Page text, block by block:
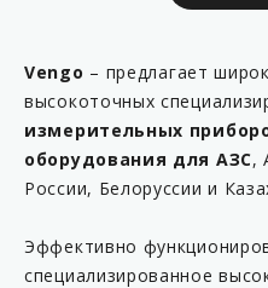
Vengo – предлагает
высокоточных
измерительных
оборудования для АЗС,
России, Белоруссии и
Эффективно
специализированное